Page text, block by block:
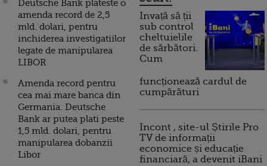
Deutsche Bank plateste o
amenda record de 2,5
mld. dolari, pentru
inchiderea investigatiilor
legate de manipularea
LIBOR
Amenda record pentru
cea mai mare banca din
Germania. Deutsche
Bank ar putea plati peste
1,5 mld. dolari, pentru
manipularea dobanzii
Libor
Invață să ții
sub control
cheltuielile
de sărbători.
Cum
funcționează cardul de
cumpărături
Incont , site-ul Știrile Pro
TV de informații
economice și educație
financiară, a devenit iBani